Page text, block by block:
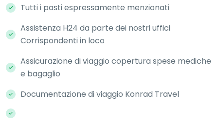
Tutti i pasti espressamente menzionati
Assistenza H24 da parte dei nostri uffici
Corrispondenti in loco
Assicurazione di viaggio copertura spese mediche
e bagaglio
Documentazione di viaggio Konrad Travel